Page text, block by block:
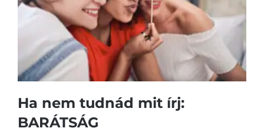
Ha nem tudnád mit írj:
BARÁTSÁG